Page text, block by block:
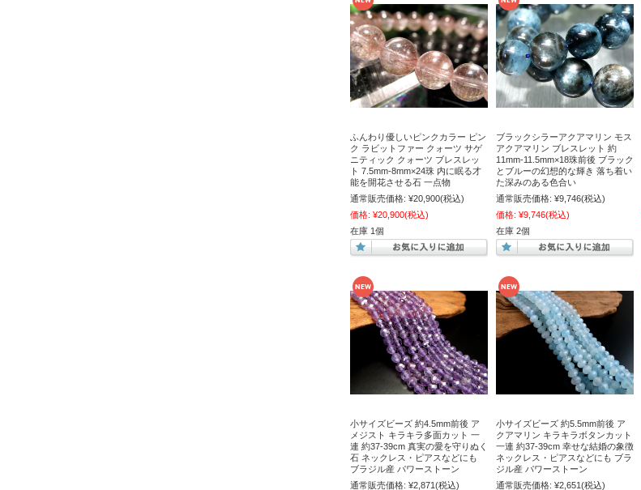
ふんわり優しいピンクカラー ピン
ク ラビットファー クォーツ サゲ
ニティック クォーツ ブレスレッ
ト 7.5mm-8mm×24珠 内に眠る才
能を開花させる石 一点物
通常販売価格: ¥20,900(税込)
価格: ¥20,900(税込)
在庫 1個
ブラックシラーアクアマリン モス
アクアマリン ブレスレット 約
11mm-11.5mm×18珠前後 ブラック
とブルーの幻想的な輝き 落ち着い
た深みのある色合い
通常販売価格: ¥9,746(税込)
価格: ¥9,746(税込)
在庫 2個
小サイズビーズ 約4.5mm前後 ア
メジスト キラキラ多面カット 一
連 約37-39cm 真実の愛を守りぬく
石 ネックレス・ピアスなどにも
ブラジル産 パワーストーン
通常販売価格: ¥2,871(税込)
小サイズビーズ 約5.5mm前後 ア
クアマリン キラキラボタンカット
一連 約37-39cm 幸せな結婚の象徴
ネックレス・ピアスなどにも ブラ
ジル産 パワーストーン
通常販売価格: ¥2,651(税込)